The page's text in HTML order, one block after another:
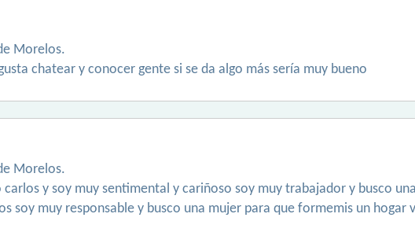
Morelos.
chatear y conocer gente si se da algo más sería muy bueno
Morelos.
carlos y soy muy sentimental y cariñoso soy muy trabajador y busco
soy muy responsable y busco una mujer para que formemis un